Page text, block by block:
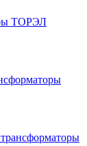
ТОРЭЛ